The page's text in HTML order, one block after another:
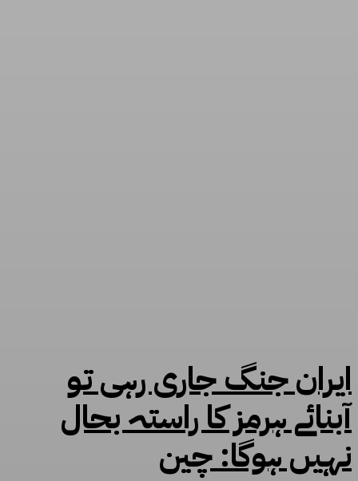
ایران جنگ جاری رہی تو
آبنائے ہرمز کا راستہ بحال
نہیں ہوگا: چین